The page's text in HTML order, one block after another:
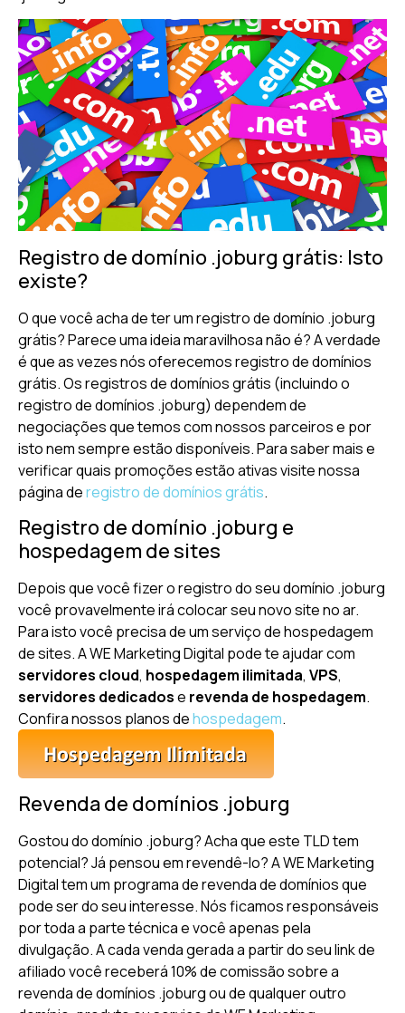
Registro de domínio .joburg grátis: Isto
existe?
O que você acha de ter um registro de domínio .joburg
grátis? Parece uma ideia maravilhosa não é? A verdade
é que as vezes nós oferecemos registro de domínios
grátis. Os registros de domínios grátis (incluindo o
registro de domínios .joburg) dependem de
negociações que temos com nossos parceiros e por
isto nem sempre estão disponíveis. Para saber mais e
verificar quais promoções estão ativas visite nossa
página deregistro de domínios grátis.
Registro de domínio .joburg e
hospedagem de sites
Depois que você fizer o registro do seu domínio .joburg
você provavelmente irá colocar seu novo site no ar.
Para isto você precisa de um serviço de hospedagem
de sites. A WE Marketing Digital pode te ajudar com
servidores cloud, hospedagem ilimitada, VPS,
servidores dedicadose revenda de hospedagem.
Confira nossos planos dehospedagem.
Revenda de domínios .joburg
Gostou do domínio .joburg? Acha que este TLD tem
potencial? Já pensou em revendê-lo? A WE Marketing
Digital tem um programa de revenda de domínios que
pode ser do seu interesse. Nós ficamos responsáveis
por toda a parte técnica e você apenas pela
divulgação. A cada venda gerada a partir do seu link de
afiliado você receberá 10% de comissão sobre a
revenda de domínios .joburg ou de qualquer outro